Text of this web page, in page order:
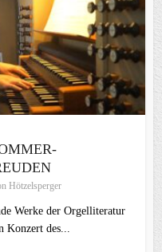
Hötzelsperger
Werke der Orgelliteratur
Konzert des...